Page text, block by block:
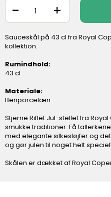
+
-
Sauceskål på 43 cl fra Royal
kollektion.
Rumindhold:
43 cl
Materiale:
Benporcelæn
Stjerne Riflet Jul-stellet fra
smukke traditioner. Få
med elegante silkesløjfer og
og gør julen til noget helt
Skålen er dækket af Royal